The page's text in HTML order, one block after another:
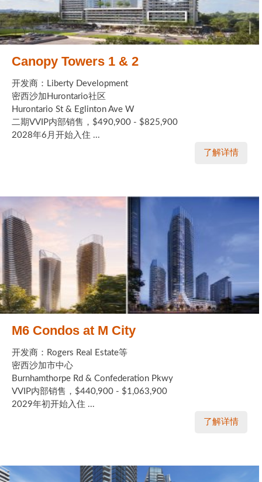
Canopy Towers 1 & 2
开发商：Liberty Development
密西沙加Hurontario社区
Hurontario St & Eglinton Ave W
二期VVIP内部销售，$490,900 - $825,900
2028年6月开始入住 ...
了解详情
M6 Condos at M City
开发商：Rogers Real Estate等
密西沙加市中心
Burnhamthorpe Rd & Confederation Pkwy
VVIP内部销售，$440,900 - $1,063,900
2029年初开始入住 ...
了解详情